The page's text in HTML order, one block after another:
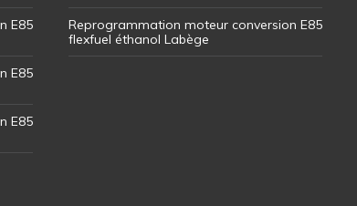
E85
E85
E85
Reprogrammation moteur conversion E85
flexfuel éthanol Labège